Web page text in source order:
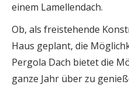
einem Lamellendach.
Ob, als freistehende
Haus geplant, die
Pergola Dach bietet die
ganze Jahr über zu